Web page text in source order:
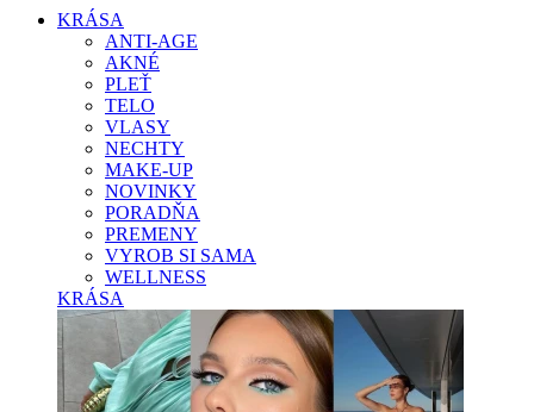
KRÁSA
ANTI-AGE
AKNÉ
PLEŤ
TELO
VLASY
NECHTY
MAKE-UP
NOVINKY
PORADŇA
PREMENY
VYROB SI SAMA
WELLNESS
KRÁSA